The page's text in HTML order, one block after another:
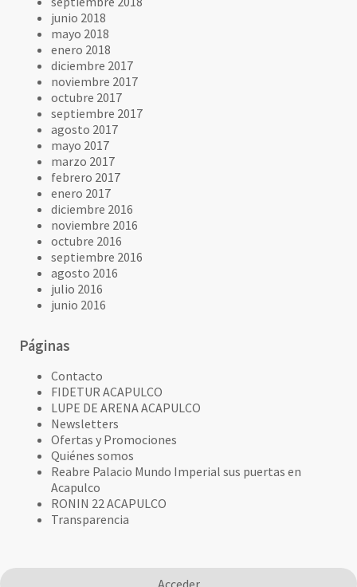
junio 2018
mayo 2018
enero 2018
diciembre 2017
noviembre 2017
octubre 2017
septiembre 2017
agosto 2017
mayo 2017
marzo 2017
febrero 2017
enero 2017
diciembre 2016
noviembre 2016
octubre 2016
septiembre 2016
agosto 2016
julio 2016
junio 2016
Páginas
Contacto
FIDETUR ACAPULCO
LUPE DE ARENA ACAPULCO
Newsletters
Ofertas y Promociones
Quiénes somos
Reabre Palacio Mundo Imperial sus puertas en
Acapulco
RONIN 22 ACAPULCO
Transparencia